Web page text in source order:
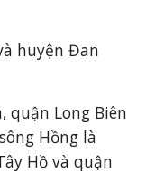
huyện Đan
quận Long Biên
Hồng là
Hồ và quận